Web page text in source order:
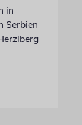
in
Serbien